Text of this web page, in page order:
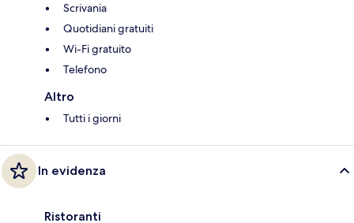
Scrivania
Quotidiani gratuiti
Wi-Fi gratuito
Telefono
Altro
Tutti i giorni
In evidenza
Ristoranti